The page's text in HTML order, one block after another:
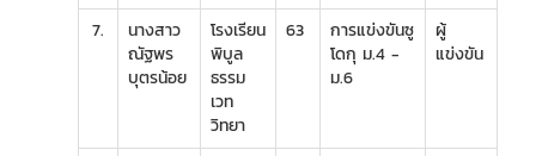
7.
นางสาว
ณัฐพร
บุตรน้อย
โรงเรียน
พิบูล
ธรรม
เวท
วิทยา
63
การแข่งขันซู
โดกุ ม.4 -
ม.6
ผู้
แข่งขัน